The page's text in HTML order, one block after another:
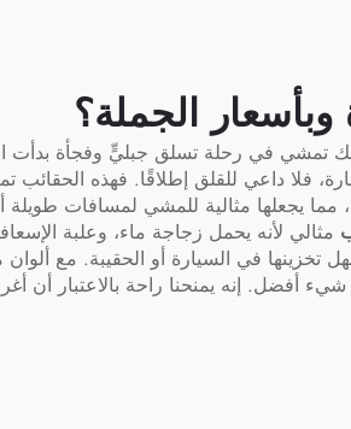
الجملة؟
تمشي في رحلة تسلق جبليٍّ وفجأة بدأت
فلا داعي للقلق إطلاقًا. فهذه الحقائب
يجعلها مثالية للمشي لمسافات طويلة
مثالي لأنه يحمل زجاجة ماء، وعلبة
تخزينها في السيارة أو الحقيبة. مع
أفضل. إنه يمنحنا راحة بالاعتبار أن